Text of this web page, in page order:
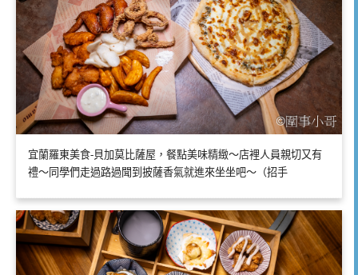
宜蘭羅東美食-貝加莫比薩屋，餐點美味精緻～店裡人員親切又有
禮～同學們走過路過聞到披薩香氣就進來坐坐吧～（招手